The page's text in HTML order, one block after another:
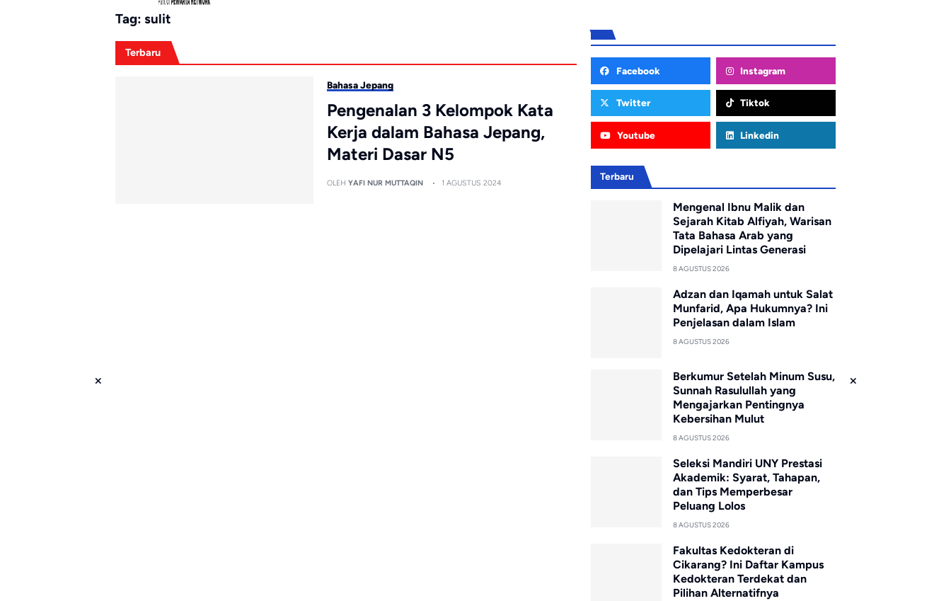
Tag: sulit
Terbaru
Bahasa Jepang
Pengenalan 3 Kelompok Kata
Kerja dalam Bahasa Jepang,
Materi Dasar N5
OLEHYAFI NUR MUTTAQIN 1 AGUSTUS 2024
Facebook Instagram
Twitter Tiktok
Youtube Linkedin
Terbaru
Mengenal Ibnu Malik dan
Sejarah Kitab Alfiyah, Warisan
Tata Bahasa Arab yang
Dipelajari Lintas Generasi
8 AGUSTUS 2026
Adzan dan Iqamah untuk Salat
Munfarid, Apa Hukumnya? Ini
Penjelasan dalam Islam
8 AGUSTUS 2026
Berkumur Setelah Minum Susu,
Sunnah Rasulullah yang
Mengajarkan Pentingnya
Kebersihan Mulut
8 AGUSTUS 2026
Seleksi Mandiri UNY Prestasi
Akademik: Syarat, Tahapan,
dan Tips Memperbesar
Peluang Lolos
8 AGUSTUS 2026
Fakultas Kedokteran di
Cikarang? Ini Daftar Kampus
Kedokteran Terdekat dan
Pilihan Alternatifnya